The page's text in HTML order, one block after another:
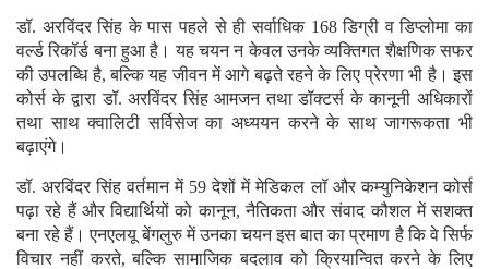
डॉ. अरविंदर सिंह के पास पहले से ही सर्वाधिक 168 डिग्री व डिप्लोमा का
वर्ल्ड रिकॉर्ड बना हुआ है। यह चयन न केवल उनके व्यक्तिगत शैक्षणिक सफर
की उपलब्धि है, बल्कि यह जीवन में आगे बढ़ते रहने के लिए प्रेरणा भी है। इस
कोर्स के द्वारा डॉ. अरविंदर सिंह आमजन तथा डॉक्टर्स के कानूनी अधिकारों
तथा साथ क्वालिटी सर्विसेज का अध्ययन करने के साथ जागरूकता भी
बढ़ाएंगे।
डॉ. अरविंदर सिंह वर्तमान में 59 देशों में मेडिकल लॉ और कम्युनिकेशन कोर्स
पढ़ा रहे हैं और विद्यार्थियों को कानून, नैतिकता और संवाद कौशल में सशक्त
बना रहे हैं। एनएलयू बेंगलुरु में उनका चयन इस बात का प्रमाण है कि वे सिर्फ
विचार नहीं करते, बल्कि सामाजिक बदलाव को क्रियान्वित करने के लिए